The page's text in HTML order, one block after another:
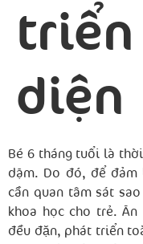
triển
diện
Bé 6 tháng tuổi là
dặm. Do đó, để
cần quan tâm sát
khoa học cho trẻ.
đều đặn, phát triển